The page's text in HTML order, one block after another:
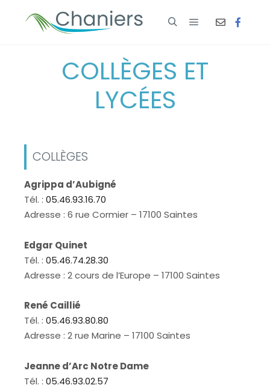
COLLÈGES ET
LYCÉES
COLLÈGES
Agrippa d’Aubigné
Tél. : 05.46.93.16.70
Adresse : 6 rue Cormier – 17100 Saintes
Edgar Quinet
Tél. : 05.46.74.28.30
Adresse : 2 cours de l’Europe – 17100 Saintes
René Caillié
Tél. : 05.46.93.80.80
Adresse : 2 rue Marine – 17100 Saintes
Jeanne d’Arc Notre Dame
Tél. : 05.46.93.02.57